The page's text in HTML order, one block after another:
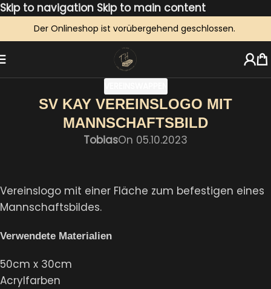
Skip to navigation Skip to main content
Der Onlineshop ist vorübergehend geschlossen.
SV KAY VEREINSLOGO MIT
MANNSCHAFTSBILD
TobiasOn 05.10.2023
Vereinslogo mit einer Fläche zum befestigen eines
Mannschaftsbildes.
Verwendete Materialien
50cm x 30cm
Acrylfarben